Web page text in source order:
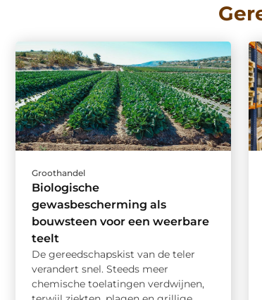
Groothandel
Biologische
gewasbescherming als
bouwsteen voor een weerbare
teelt
De gereedschapskist van de teler
verandert snel. Steeds meer
chemische toelatingen verdwijnen,